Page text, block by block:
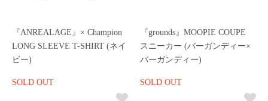
『ANREALAGE』× Champion
LONG SLEEVE T-SHIRT (ネイ
ビー)
SOLD OUT
『grounds』MOOPIE COUPE
スニーカー (バーガンディー×
バーガンディー)
SOLD OUT